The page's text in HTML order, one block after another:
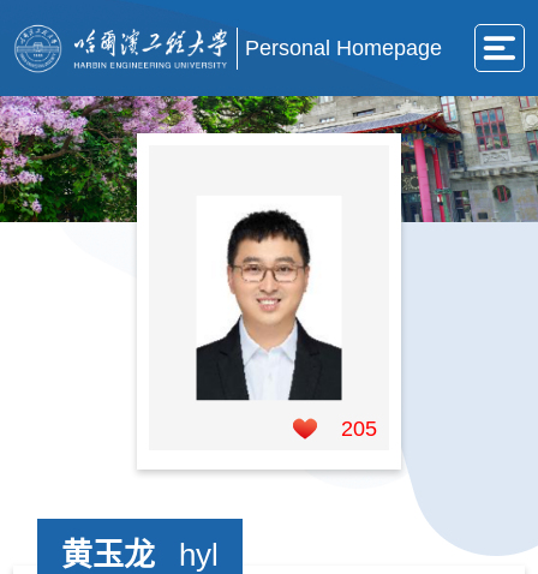
Personal Homepage
205
黄玉龙 hyl